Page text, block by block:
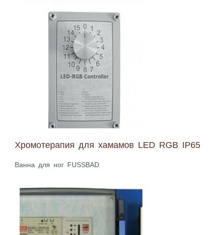
Хромотерапия для хамамов LED RGB IP65
Ванна для ног FUSSBAD